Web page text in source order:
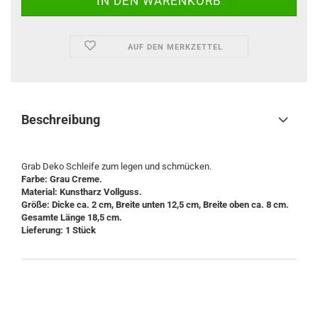
AUF DEN MERKZETTEL
Beschreibung
Grab Deko Schleife zum legen und schmücken.
Farbe: Grau Creme.
Material: Kunstharz Vollguss.
Größe: Dicke ca. 2 cm, Breite unten 12,5 cm, Breite oben ca. 8 cm.
Gesamte Länge 18,5 cm.
Lieferung: 1 Stück